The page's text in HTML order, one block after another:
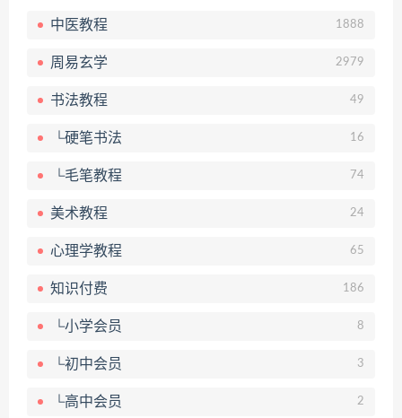
中医教程 1888
周易玄学 2979
书法教程 49
└硬笔书法 16
└毛笔教程 74
美术教程 24
心理学教程 65
知识付费 186
└小学会员 8
└初中会员 3
└高中会员 2